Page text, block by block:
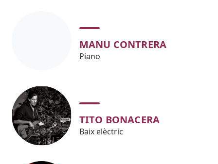
MANU CONTRERA
Piano
TITO BONACERA
Baix elèctric